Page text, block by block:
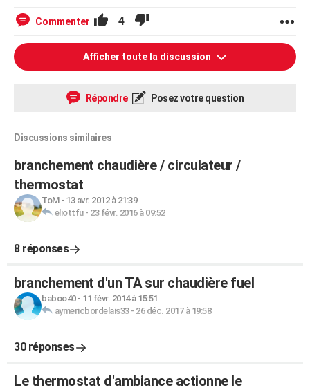
Commenter 4
Afficher toute la discussion
Répondre Posez votre question
Discussions similaires
branchement chaudière / circulateur /
thermostat
ToM- 13 avr. 2012 à 21:39
eliottfu- 23 févr. 2016 à 09:52
8 réponses
branchement d'un TA sur chaudière fuel
baboo40- 11 févr. 2014 à 15:51
aymericbordelais33- 26 déc. 2017 à 19:58
30 réponses
Le thermostat d'ambiance actionne le